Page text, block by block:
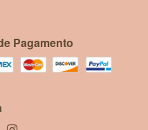
Pagamento